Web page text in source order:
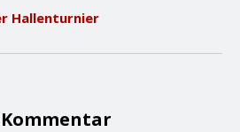
Hallenturnier